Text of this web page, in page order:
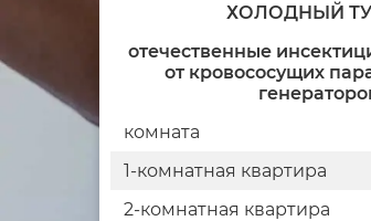
ХОЛОДНЫЙ
отечественные
от кровососущих
комната
1-комнатная квартира
2-комнатная квартира